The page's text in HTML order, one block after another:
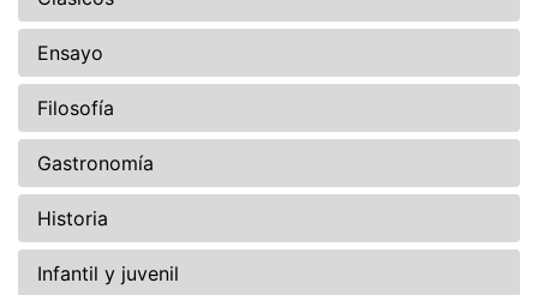
Ensayo
Filosofía
Gastronomía
Historia
Infantil y juvenil